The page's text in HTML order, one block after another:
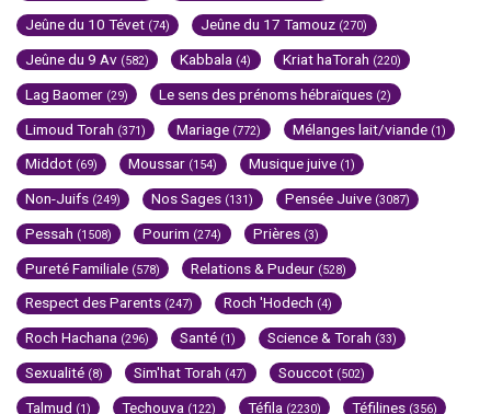
Jeûne du 10 Tévet (74) Jeûne du 17 Tamouz (270)
Jeûne du 9 Av (582) Kabbala (4) Kriat haTorah (220)
Lag Baomer (29) Le sens des prénoms hébraïques (2)
Limoud Torah (371) Mariage (772) Mélanges lait/viande (1)
Middot (69) Moussar (154) Musique juive (1)
Non-Juifs (249) Nos Sages (131) Pensée Juive (3087)
Pessah (1508) Pourim (274) Prières (3)
Pureté Familiale (578) Relations & Pudeur (528)
Respect des Parents (247) Roch 'Hodech (4)
Roch Hachana (296) Santé (1) Science & Torah (33)
Sexualité (8) Sim'hat Torah (47) Souccot (502)
Talmud (1) Techouva (122) Téfila (2230) Téfilines (356)